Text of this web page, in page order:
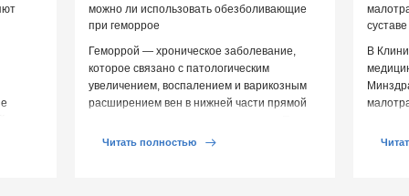
можно ли использовать обезболивающие
при геморрое
Геморрой — хроническое заболевание,
которое связано с патологическим
увеличением, воспалением и варикозным
расширением вен в нижней части прямой
обострении […]
Читать полностью
суставе
В